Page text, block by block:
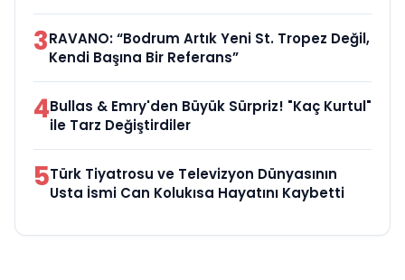
3RAVANO: “Bodrum Artık Yeni St. Tropez Değil,
Kendi Başına Bir Referans”
4Bullas & Emry'den Büyük Sürpriz! "Kaç Kurtul"
ile Tarz Değiştirdiler
5Türk Tiyatrosu ve Televizyon Dünyasının
Usta İsmi Can Kolukısa Hayatını Kaybetti